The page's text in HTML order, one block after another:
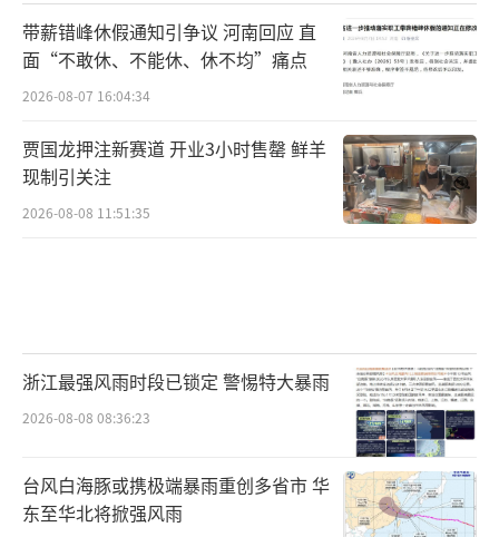
带薪错峰休假通知引争议 河南回应 直
面“不敢休、不能休、休不均”痛点
2026-08-07 16:04:34
贾国龙押注新赛道 开业3小时售罄 鲜羊
现制引关注
2026-08-08 11:51:35
浙江最强风雨时段已锁定 警惕特大暴雨
2026-08-08 08:36:23
台风白海豚或携极端暴雨重创多省市 华
东至华北将掀强风雨